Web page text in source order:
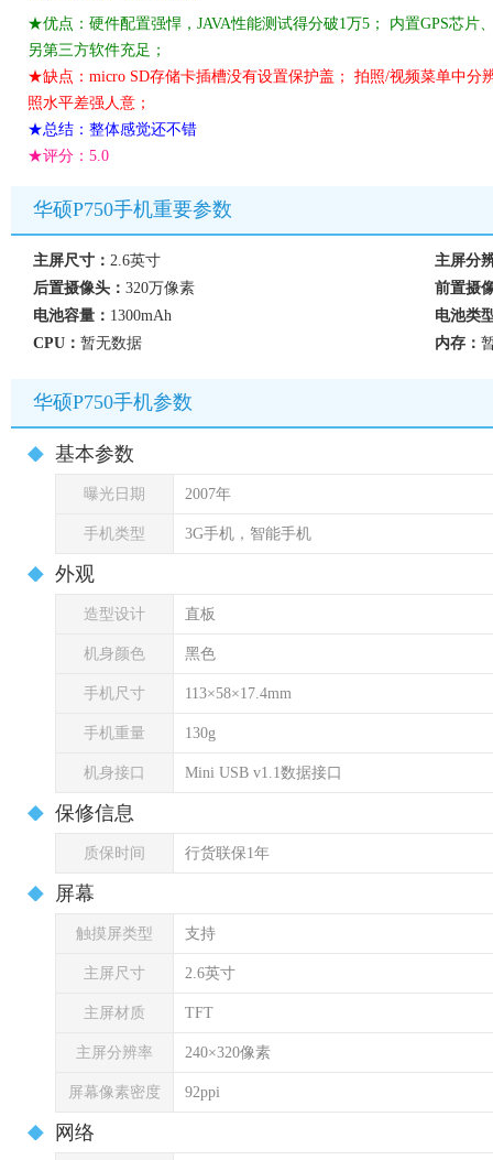
★优点：硬件配置强悍，JAVA性能测试得分破1万5； 内置GPS芯
另第三方软件充足；
★缺点：micro SD存储卡插槽没有设置保护盖； 拍照/视频菜单中分
照水平差强人意；
★总结：整体感觉还不错
★评分： 5.0
华硕P750手机重要参数
主屏尺寸： 2.6英寸
主屏分
后置摄像头： 320万像素
前置摄
电池容量： 1300mAh
电池类
CPU： 暂无数据 内存：
华硕P750手机参数
基本参数
曝光日期 2007年
手机类型 3G手机，智能手机
外观
造型设计 直板
机身颜色 黑色
手机尺寸 113×58×17.4mm
手机重量 130g
机身接口 Mini USB v1.1数据接口
保修信息
质保时间 行货联保1年
屏幕
触摸屏类型 支持
主屏尺寸 2.6英寸
主屏材质 TFT
主屏分辨率 240×320像素
屏幕像素密度 92ppi
网络